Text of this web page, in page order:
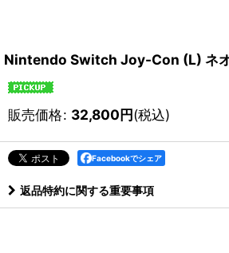
Nintendo Switch Joy-Con (L) ネオ
販売価格: 32,800円(税込)
Facebookでシェア
返品特約に関する重要事項